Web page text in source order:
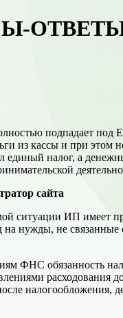
подпадает
из кассы и при этом
единый налог, а
сайта
ситуации ИП имеет
нужды, не связанные
ФНС обязанность
расходования
налогообложения,